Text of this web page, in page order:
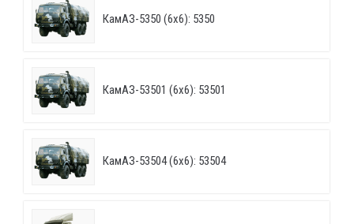
КамАЗ-5350 (6х6): 5350
КамАЗ-53501 (6х6): 53501
КамАЗ-53504 (6х6): 53504